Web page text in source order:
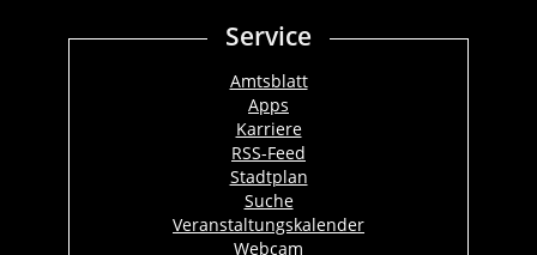
Service
Amtsblatt
Apps
Karriere
RSS-Feed
Stadtplan
Suche
Veranstaltungskalender
Webcam